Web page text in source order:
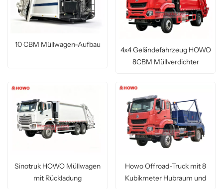
10 CBM Müllwagen-Aufbau
4x4 Geländefahrzeug HOWO
8CBM Müllverdichter
Sinotruk HOWO Müllwagen
mit Rückladung
Howo Offroad-Truck mit 8
Kubikmeter Hubraum und